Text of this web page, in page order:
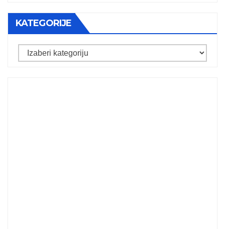
KATEGORIJE
Kategorije